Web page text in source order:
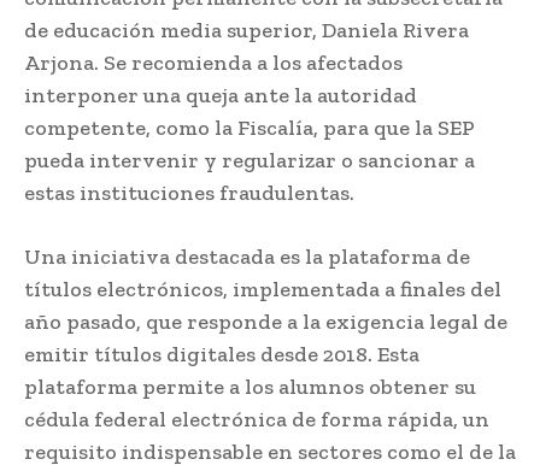
de educación media superior, Daniela Rivera
Arjona. Se recomienda a los afectados
interponer una queja ante la autoridad
competente, como la Fiscalía, para que la SEP
pueda intervenir y regularizar o sancionar a
estas instituciones fraudulentas.
Una iniciativa destacada es la plataforma de
títulos electrónicos, implementada a finales del
año pasado, que responde a la exigencia legal de
emitir títulos digitales desde 2018. Esta
plataforma permite a los alumnos obtener su
cédula federal electrónica de forma rápida, un
requisito indispensable en sectores como el de la